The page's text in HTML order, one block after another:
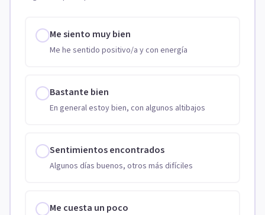
Me siento muy bien
Me he sentido positivo/a y con energía
Bastante bien
En general estoy bien, con algunos altibajos
Sentimientos encontrados
Algunos días buenos, otros más difíciles
Me cuesta un poco